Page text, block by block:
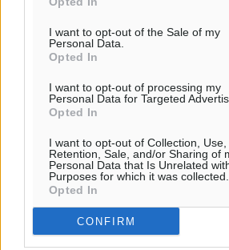
I want to opt-out of the Sale of my
Personal Data.
Opted In
I want to opt-out of processing my
Personal Data for Targeted
Opted In
I want to opt-out of Collection, Use,
Retention, Sale, and/or Sharing of
Personal Data that Is Unrelated
Purposes for which it was collected.
Opted In
CONFIRM
Rhodes Beyond Summer – Εκεί που
είναι μόνο η αρχή
Τοπικές Ειδήσεις• πριν 5 ώρες
Κικίλιας: Μειώθηκαν κατά 34% οι
ροές στα θαλάσσια σύνορα
Ειδήσεις• πριν 5 ώρες
Κως: Γερμανός τουρίστας κέρδισε
ευρώ επειδή δεν βρήκε ξαπλώστρες